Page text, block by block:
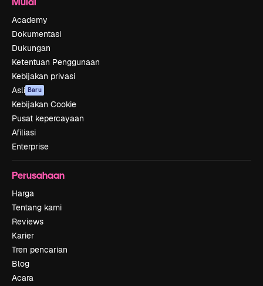
Academy
Dokumentasi
Dukungan
Ketentuan Penggunaan
Kebijakan privasi
Asli Baru
Kebijakan Cookie
Pusat kepercayaan
Afiliasi
Enterprise
Perusahaan
Harga
Tentang kami
Reviews
Karier
Tren pencarian
Blog
Acara